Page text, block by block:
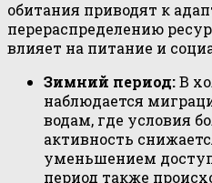
обитания приводят к
перераспределению
влияет на питание и
Зимний период:В
наблюдается
водам, где условия
активность
уменьшением
период также